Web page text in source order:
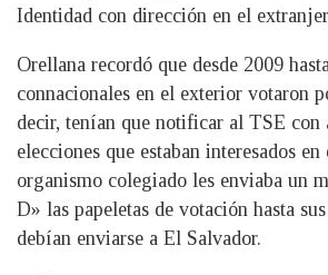
Identidad con dirección en el
Orellana recordó que desde 2009
connacionales en el exterior votaron
decir, tenían que notificar al TSE con
elecciones que estaban interesados
organismo colegiado les enviaba un
D» las papeletas de votación hasta
debían enviarse a El Salvador.